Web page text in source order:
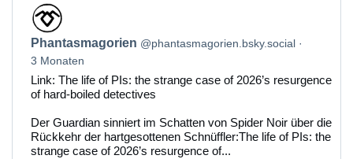
Beitrag
von
Phantasmagorien
auf
Bluesky
ansehen
Phantasmagorien @phantasmagorien.bsky.social
3 Monaten
Link: The life of PIs: the strange case of 2026’s resurgence
of hard-boiled detectives
Der Guardian sinniert im Schatten von Spider Noir über die
Rückkehr der hartgesottenen Schnüffler:The life of PIs: the
strange case of 2026’s resurgence of...